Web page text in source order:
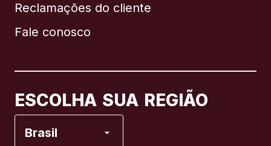
Reclamações do cliente
Fale conosco
ESCOLHA SUA REGIÃO
Brasil
Brasil